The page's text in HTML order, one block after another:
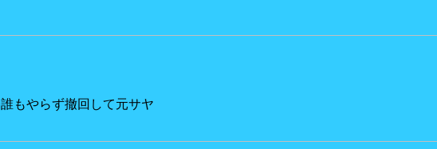
もやらず撤回して元サヤ